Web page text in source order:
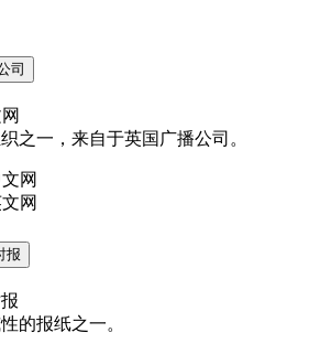
司
之一，来自于英国广播公司。
网
网
报
的报纸之一。